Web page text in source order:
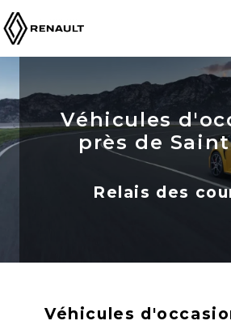
Véhicules
près de
Relais des
Véhicules